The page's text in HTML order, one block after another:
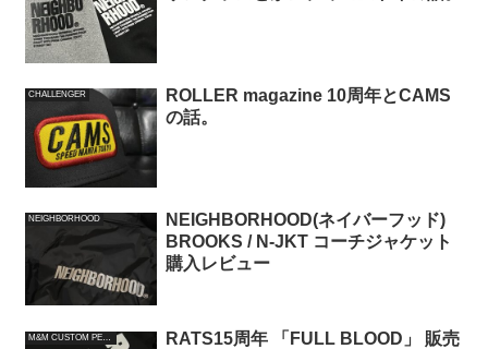
CHALLENGER
ROLLER magazine 10周年とCAMS
の話。
NEIGHBORHOOD
NEIGHBORHOOD(ネイバーフッド)
BROOKS / N-JKT コーチジャケット
購入レビュー
RATS15周年 「FULL BLOOD」 販売